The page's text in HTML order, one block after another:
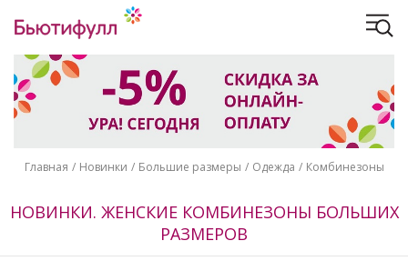
Главная Новинки Большие размеры Одежда Комбинезоны
НОВИНКИ. ЖЕНСКИЕ КОМБИНЕЗОНЫ БОЛЬШИХ
РАЗМЕРОВ